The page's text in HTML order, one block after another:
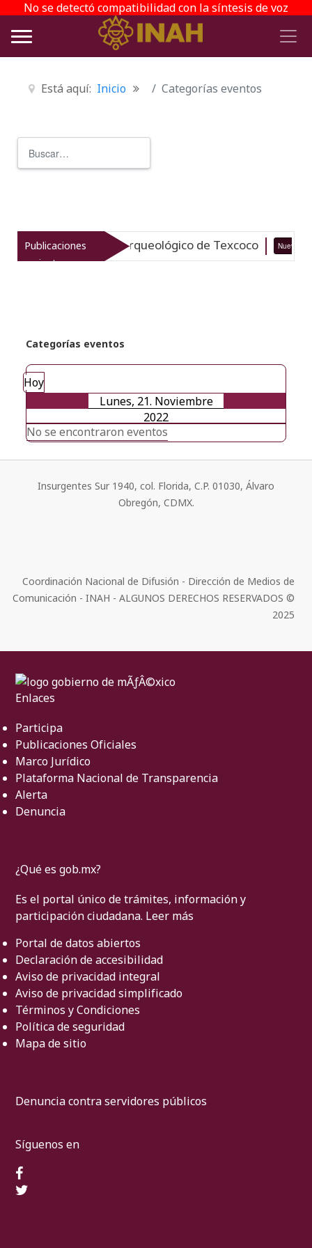
No se detectó compatibilidad con la síntesis de voz
Está aquí: Inicio Categorías eventos
Publicaciones
recientes
el patrimonio arqueológico de Texcoco Nuevo
Categorías eventos
Hoy
Lunes, 21. Noviembre
2022
No se encontraron eventos
Insurgentes Sur 1940, col. Florida, C.P. 01030, Álvaro
Obregón, CDMX.
Coordinación Nacional de Difusión - Dirección de Medios de
Comunicación - INAH - ALGUNOS DERECHOS RESERVADOS ©
2025
Enlaces
Participa
Publicaciones Oficiales
Marco Jurídico
Plataforma Nacional de Transparencia
Alerta
Denuncia
¿Qué es gob.mx?
Es el portal único de trámites, información y
participación ciudadana. Leer más
Portal de datos abiertos
Declaración de accesibilidad
Aviso de privacidad integral
Aviso de privacidad simplificado
Términos y Condiciones
Política de seguridad
Mapa de sitio
Denuncia contra servidores públicos
Síguenos en